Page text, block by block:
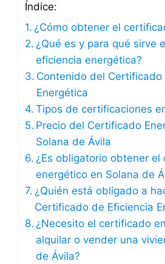
Índice:
¿Cómo obtener el
¿Qué es y para qué sirve
eficiencia energética?
Contenido del Certificado
Energética
Tipos de certificaciones
Precio del Certificado
Solana de Ávila
¿Es obligatorio obtener
energético en Solana de
¿Quién está obligado a
Certificado de Eficiencia
¿Necesito el certificado
alquilar o vender una
de Ávila?